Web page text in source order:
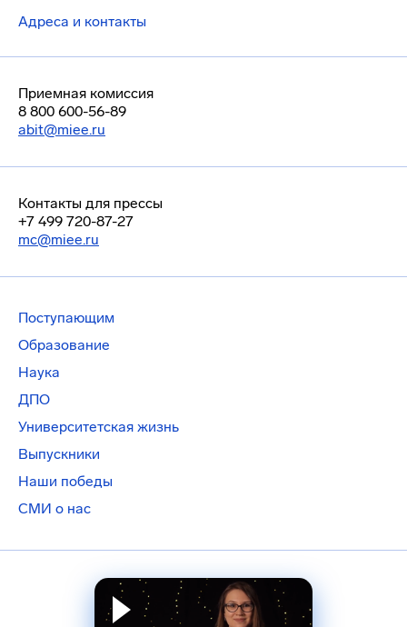
Адреса и контакты
Приемная комиссия
8 800 600-56-89
abit@miee.ru
Контакты для прессы
+7 499 720-87-27
mc@miee.ru
Поступающим
Образование
Наука
ДПО
Университетская жизнь
Выпускники
Наши победы
СМИ о нас